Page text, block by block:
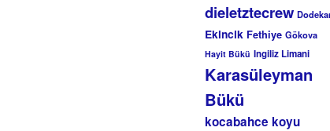
dieletztecrew
Ekincik Fethiye Gökova
Hayit Bükü Ingiliz Limani
Karasüleyman
Bükü
kocabahce koyu